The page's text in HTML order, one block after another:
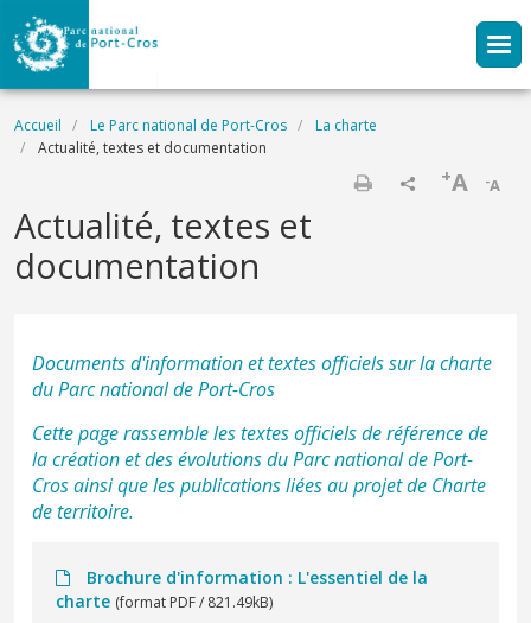
Aller au contenu principal
Fil d'Ariane
Accueil Le Parc national de Port-Cros
La charte
Actualité, textes et documentation
-A
+A
Actualité, textes et
documentation
Documents d'information et textes officiels sur la charte
du Parc national de Port-Cros
Cette page rassemble les textes officiels de référence de
la création et des évolutions du Parc national de Port-
Cros ainsi que les publications liées au projet de Charte
de territoire.
Brochure d'information : L'essentiel de la
charte (format PDF / 821.49kB)